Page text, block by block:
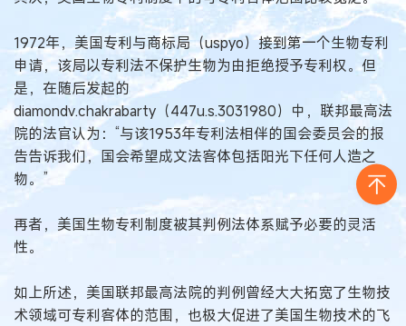
1972年，美国专利与商标局（uspyo）接到第一个生物专利
申请，该局以专利法不保护生物为由拒绝授予专利权。但
是，在随后发起的
diamondv.chakrabarty（447u.s.3031980）中，联邦最高法
院的法官认为：“与该1953年专利法相伴的国会委员会的报
告告诉我们，国会希望成文法客体包括阳光下任何人造之
物。”
再者，美国生物专利制度被其判例法体系赋予必要的灵活
性。
如上所述，美国联邦最高法院的判例曾经大大拓宽了生物技
术领域可专利客体的范围，也极大促进了美国生物技术的飞